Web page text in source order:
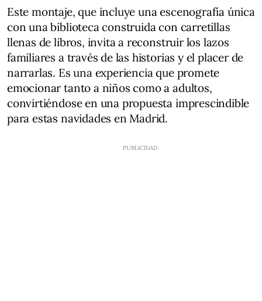
Este montaje, que incluye una escenografía única
con una biblioteca construida con carretillas
llenas de libros, invita a reconstruir los lazos
familiares a través de las historias y el placer de
narrarlas. Es una experiencia que promete
emocionar tanto a niños como a adultos,
convirtiéndose en una propuesta imprescindible
para estas navidades en Madrid.